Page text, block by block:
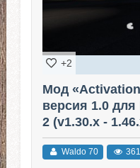
+2
Мод
версия 1.0
2 (v1.30.x -
Waldo 70